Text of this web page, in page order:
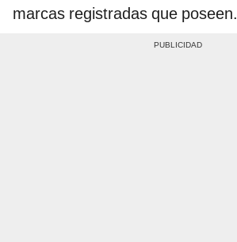
marcas registradas que poseen.